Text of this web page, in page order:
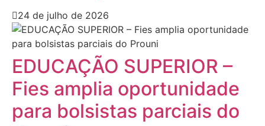
24 de julho de 2026
EDUCAÇÃO SUPERIOR –
Fies amplia oportunidade
para bolsistas parciais do